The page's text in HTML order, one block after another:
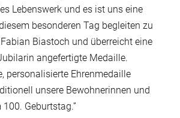
Lebenswerk und es ist uns eine
besonderen Tag begleiten zu
Fabian Biastoch und überreicht eine
angefertigte Medaille.
personalisierte Ehrenmedaille
unsere Bewohnerinnen und
Geburtstag.”